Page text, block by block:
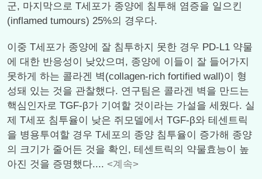
군, 마지막으로 T세포가 종양에 침투해 염증을 일으킨
(inflamed tumours) 25%의 경우다.
이중 T세포가 종양에 잘 침투하지 못한 경우 PD-L1 약물
에 대한 반응성이 낮았으며, 종양에 이들이 잘 들어가지
못하게 하는 콜라겐 벽(collagen-rich fortified wall)이 형
성돼 있는 것을 관찰했다. 연구팀은 콜라겐 벽을 만드는
핵심인자로 TGF-β가 기여할 것이라는 가설을 세웠다. 실
제 T세포 침투율이 낮은 쥐모델에서 TGF-β와 테센트릭
을 병용투여할 경우 T세포의 종양 침투율이 증가해 종양
의 크기가 줄어든 것을 확인, 테센트릭의 약물효능이 높
아진 것을 증명했다.... <계속>